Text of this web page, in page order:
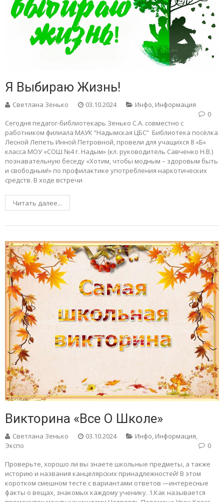
Я Выбираю Жизнь!
Светлана Зенько 03.10.2024 Инфо, Информация
0
Сегодня педагог-библиотекарь Зенько С.А. совместно с
работником филиала МАУК “Надымская ЦБС” Библиотека посёлка
Лесной Лепеть Инной Петровной, провели для учащихся 8 «Б»
класса МОУ «СОШ №4 г. Надым» (кл. руководитель Савченко Н.В.)
познавательную беседу «Хотим, чтобы модным – здоровым быть
и свободным!» по профилактике употребления наркотических
средств. В ходе встречи
Читать далее...
Викторина «Все О Школе»
Светлана Зенько 03.10.2024 Инфо, Информация,
Экспо
0
Проверьте, хорошо ли вы знаете школьные предметы, а также
историю и названия канцелярских принадлежностей! В этом
коротком смешном тесте с вариантами ответов —интересные
факты о вещах, знакомых каждому ученику. 1.Как называется